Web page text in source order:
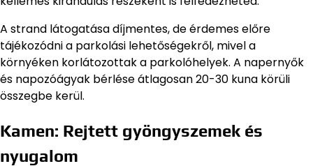
A strand látogatása díjmentes, de érdemes előre
tájékozódni a parkolási lehetőségekről, mivel a
környéken korlátozottak a parkolóhelyek. A napernyők
és napozóágyak bérlése átlagosan 20-30 kuna körüli
összegbe kerül.
Kamen: Rejtett gyöngyszemek és
nyugalom